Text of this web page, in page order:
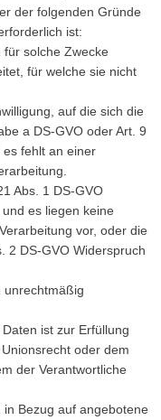
der folgenden Gründe
ist:
solche Zwecke
für welche sie nicht
auf die sich die
a DS-GVO oder Art. 9
es fehlt an einer
Abs. 1 DS-GVO
es liegen keine
vor, oder die
2 DS-GVO Widerspruch
unrechtmäßig
ist zur Erfüllung
oder dem
der Verantwortliche
Bezug auf angebotene